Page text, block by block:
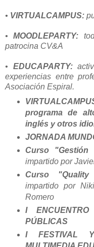
• VIRTUALCAMPUS:
•MOODLEPARTY:
patrocina CV&A
• EDUCAPARTY:
experiencias entre
Asociación Espiral.
programa de
inglés y otros
JORNADA
Curso "Gestión
impartido por
Curso
impartido por
Romero
I ENCUENTRO
PÚBLICAS
I FESTIVAL